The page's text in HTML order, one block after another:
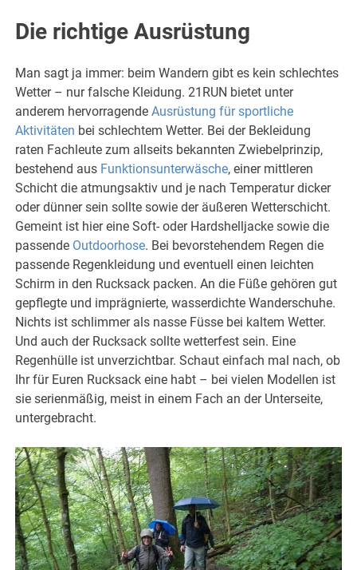
Die richtige Ausrüstung
Man sagt ja immer: beim Wandern gibt es kein schlechtes
Wetter – nur falsche Kleidung. 21RUN bietet unter
anderem hervorragendeAusrüstung für sportliche
Aktivitäten bei schlechtem Wetter. Bei der Bekleidung
raten Fachleute zum allseits bekannten Zwiebelprinzip,
bestehend aus Funktionsunterwäsche, einer mittleren
Schicht die atmungsaktiv und je nach Temperatur dicker
oder dünner sein sollte sowie der äußeren Wetterschicht.
Gemeint ist hier eine Soft- oder Hardshelljacke sowie die
passende Outdoorhose. Bei bevorstehendem Regen die
passende Regenkleidung und eventuell einen leichten
Schirm in den Rucksack packen. An die Füße gehören gut
gepflegte und imprägnierte, wasserdichte Wanderschuhe.
Nichts ist schlimmer als nasse Füsse bei kaltem Wetter.
Und auch der Rucksack sollte wetterfest sein. Eine
Regenhülle ist unverzichtbar. Schaut einfach mal nach, ob
Ihr für Euren Rucksack eine habt – bei vielen Modellen ist
sie serienmäßig, meist in einem Fach an der Unterseite,
untergebracht.